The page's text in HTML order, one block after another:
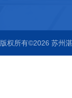
版权所有©2026 苏州